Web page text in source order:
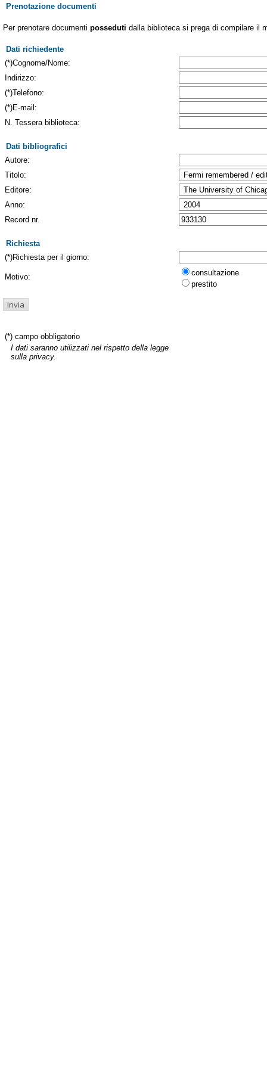
Prenotazione documenti
Per prenotare documenti posseduti dalla biblioteca si prega di compilare il
Dati richiedente
(*)Cognome/Nome:
Indirizzo:
(*)Telefono:
(*)E-mail:
N. Tessera biblioteca:
Dati bibliografici
Autore:
Titolo:
Editore:
Anno:
Record nr.
Richiesta
(*)Richiesta per il giorno:
Motivo:
consultazione
prestito
(*) campo obbligatorio
I dati saranno utilizzati nel rispetto della legge
sulla privacy.